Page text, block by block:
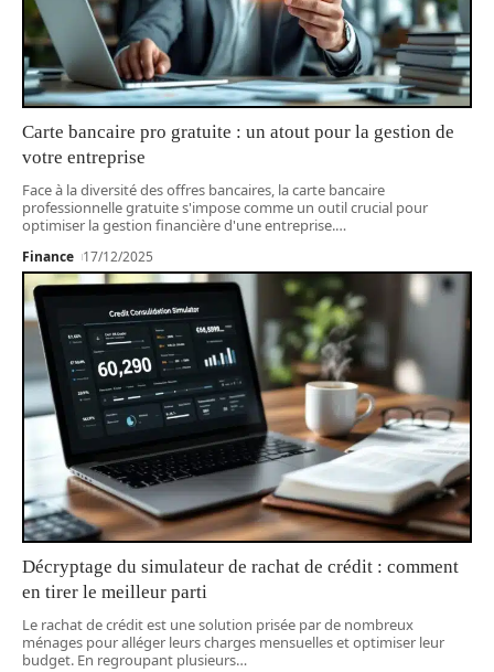
Carte bancaire pro gratuite : un atout pour la gestion de
votre entreprise
Face à la diversité des offres bancaires, la carte bancaire
professionnelle gratuite s'impose comme un outil crucial pour
optimiser la gestion financière d'une entreprise.…
Finance 17/12/2025
Décryptage du simulateur de rachat de crédit : comment
en tirer le meilleur parti
Le rachat de crédit est une solution prisée par de nombreux
ménages pour alléger leurs charges mensuelles et optimiser leur
budget. En regroupant plusieurs…